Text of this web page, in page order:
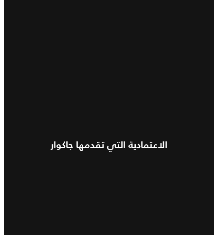
الاعتمادية التي تقدمها جاكوار